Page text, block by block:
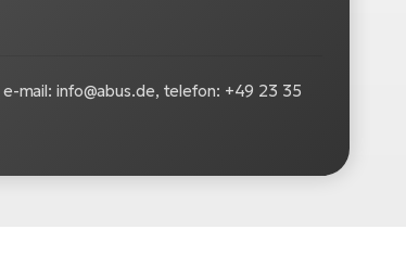
mail: info@abus.de, telefon: +49 23 35